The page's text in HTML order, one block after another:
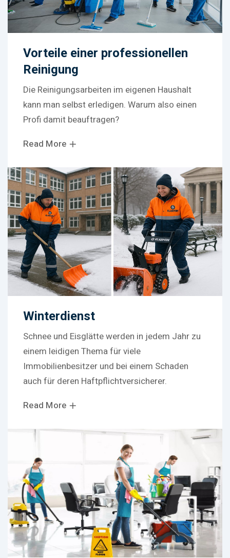
Vorteile einer professionellen
Reinigung
Die Reinigungsarbeiten im eigenen Haushalt
kann man selbst erledigen. Warum also einen
Profi damit beauftragen?
Read More
Winterdienst
Schnee und Eisglätte werden in jedem Jahr zu
einem leidigen Thema für viele
Immobilienbesitzer und bei einem Schaden
auch für deren Haftpflichtversicherer.
Read More